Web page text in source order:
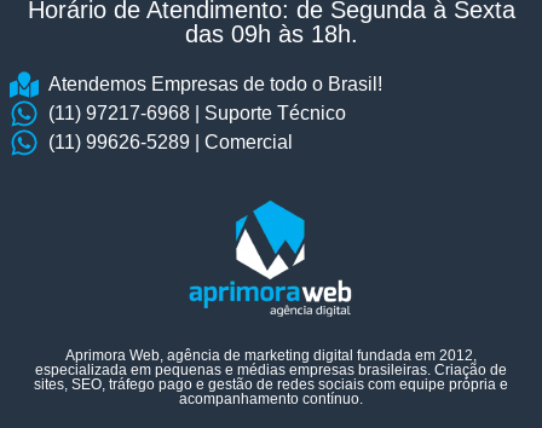
Horário de Atendimento: de Segunda à Sexta
das 09h às 18h.​
Atendemos Empresas de todo o Brasil!
(11) 97217-6968 | Suporte Técnico
(11) 99626-5289 | Comercial
Aprimora Web, agência de marketing digital fundada em 2012,
especializada em pequenas e médias empresas brasileiras. Criação de
sites, SEO, tráfego pago e gestão de redes sociais com equipe própria e
acompanhamento contínuo.